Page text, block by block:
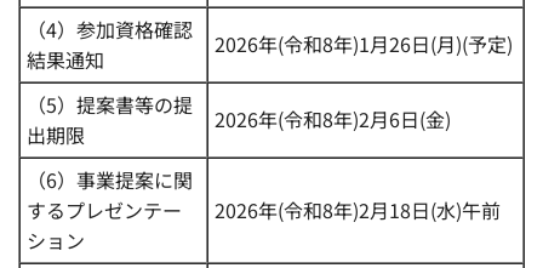
（4）参加資格確認
結果通知
2026年(令和8年)1月26日(月)(予定)
（5）提案書等の提
出期限
2026年(令和8年)2月6日(金)
（6）事業提案に関
するプレゼンテー
ション
2026年(令和8年)2月18日(水)午前